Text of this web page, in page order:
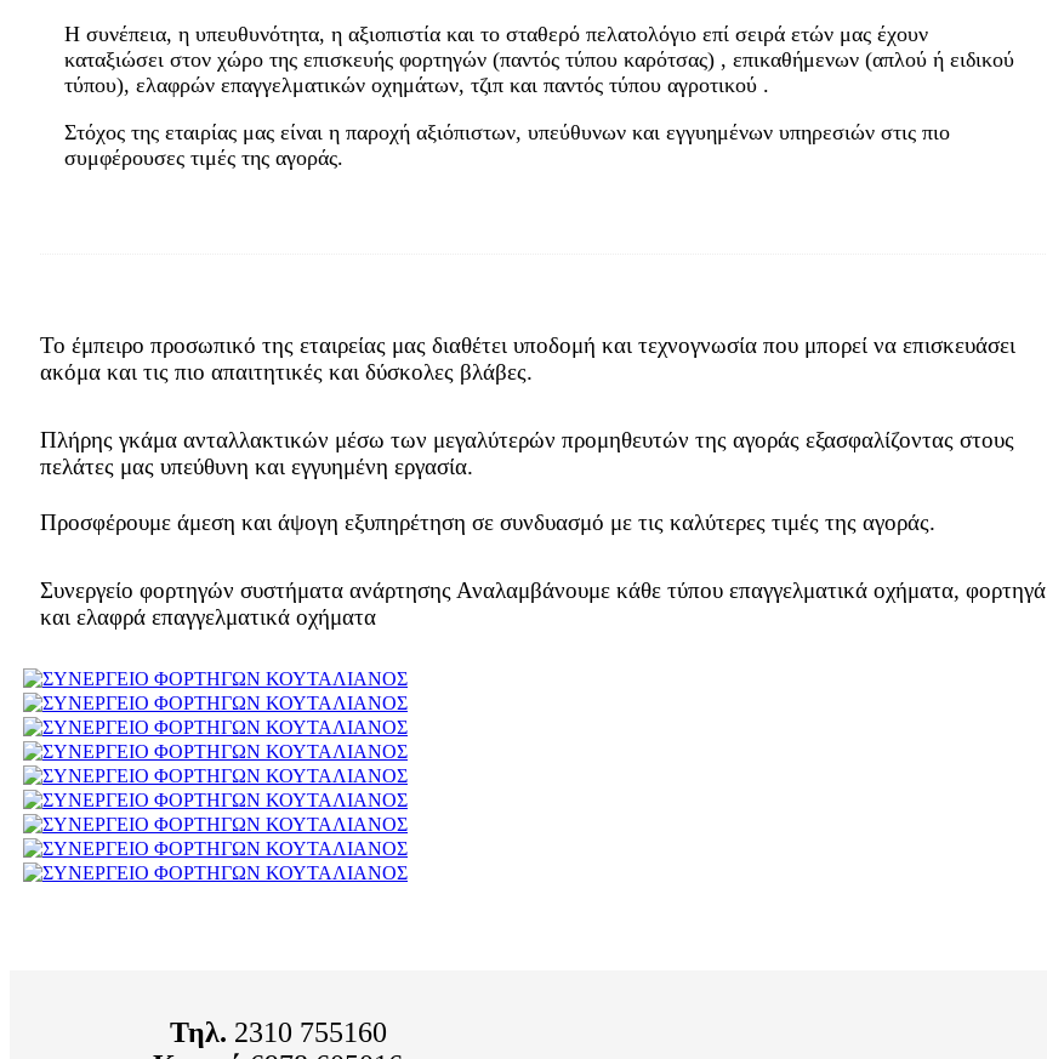
Η συνέπεια, η υπευθυνότητα, η αξιοπιστία και το σταθερό πελατολόγιο επί σειρά ετών μας έχουν
καταξιώσει στον χώρο της επισκευής φορτηγών (παντός τύπου καρότσας) , επικαθήμενων (απλού ή ειδικού
τύπου), ελαφρών επαγγελματικών οχημάτων, τζιπ και παντός τύπου αγροτικού .
Στόχος της εταιρίας μας είναι η παροχή αξιόπιστων, υπεύθυνων και εγγυημένων υπηρεσιών στις πιο
συμφέρουσες τιμές της αγοράς.
Το έμπειρο προσωπικό της εταιρείας μας διαθέτει υποδομή και τεχνογνωσία που μπορεί να επισκευάσει
ακόμα και τις πιο απαιτητικές και δύσκολες βλάβες.
Πλήρης γκάμα ανταλλακτικών μέσω των μεγαλύτερών προμηθευτών της αγοράς εξασφαλίζοντας στους
πελάτες μας υπεύθυνη και εγγυημένη εργασία.
Προσφέρουμε άμεση και άψογη εξυπηρέτηση σε συνδυασμό με τις καλύτερες τιμές της αγοράς.
Συνεργείο φορτηγών συστήματα ανάρτησης Αναλαμβάνουμε κάθε τύπου επαγγελματικά οχήματα, φορτηγά
και ελαφρά επαγγελματικά οχήματα
Τηλ. 2310 755160